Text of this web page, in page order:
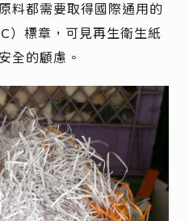
料都需要取得國際通用的
）標章，可見再生衛生紙
全的顧慮。